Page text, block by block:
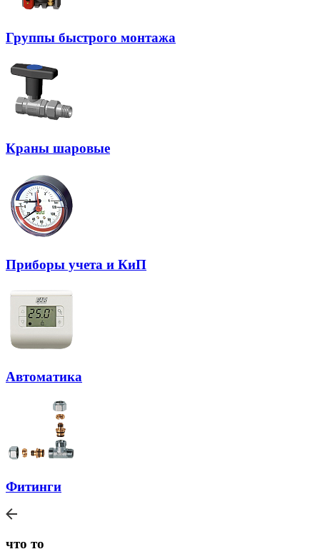
Группы быстрого монтажа
Краны шаровые
Приборы учета и КиП
Автоматика
Фитинги
что то